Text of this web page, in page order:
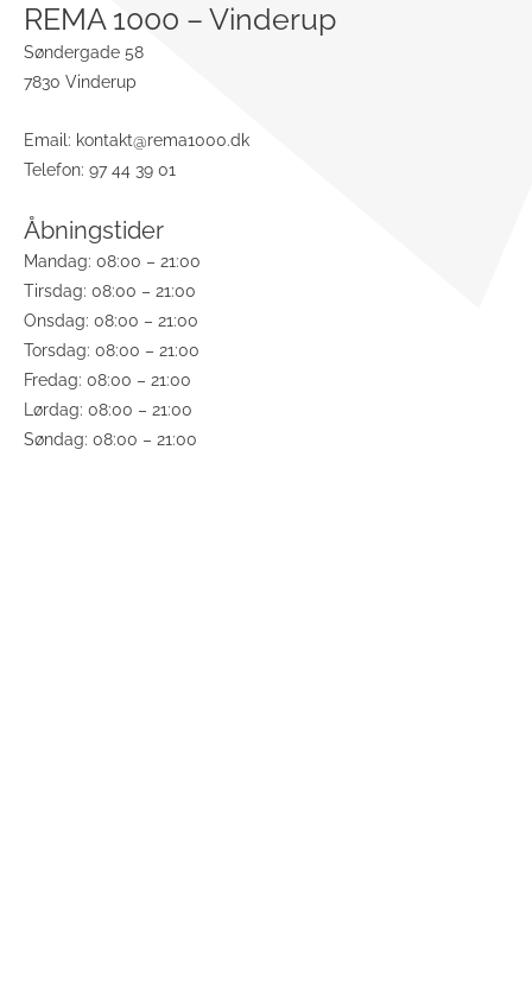
REMA 1000 – Vinderup
Søndergade 58
7830 Vinderup
Email: kontakt@rema1000.dk
Telefon: 97 44 39 01
Åbningstider
Mandag: 08:00 – 21:00
Tirsdag: 08:00 – 21:00
Onsdag: 08:00 – 21:00
Torsdag: 08:00 – 21:00
Fredag: 08:00 – 21:00
Lørdag: 08:00 – 21:00
Søndag: 08:00 – 21:00